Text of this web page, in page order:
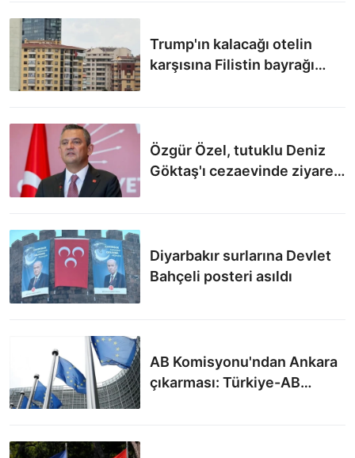
Trump'ın kalacağı otelin
karşısına Filistin bayrağı
Özgür Özel, tutuklu Deniz
Göktaş'ı cezaevinde ziyaret
Diyarbakır surlarına Devlet
Bahçeli posteri asıldı
AB Komisyonu'ndan Ankara
çıkarması: Türkiye-AB